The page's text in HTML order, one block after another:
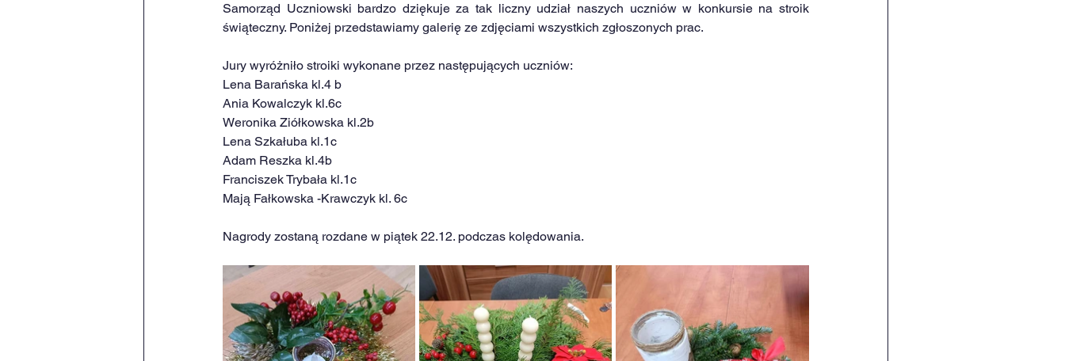
Samorząd Uczniowski bardzo dziękuje za tak liczny udział naszych uczniów w konkursie na stroik
świąteczny. Poniżej przedstawiamy galerię ze zdjęciami wszystkich zgłoszonych prac.
Jury wyróżniło stroiki wykonane przez następujących uczniów:
Lena Barańska kl.4 b
Ania Kowalczyk kl.6c
Weronika Ziółkowska kl.2b
Lena Szkałuba kl.1c
Adam Reszka kl.4b
Franciszek Trybała kl.1c
Mają Fałkowska -Krawczyk kl. 6c
Nagrody zostaną rozdane w piątek 22.12. podczas kolędowania.